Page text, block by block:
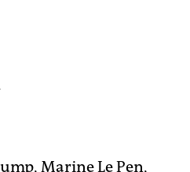
Marine Le Pen,